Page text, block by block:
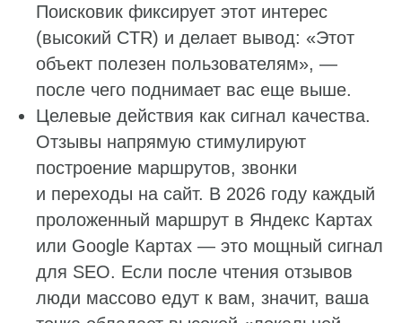
Поисковик фиксирует этот интерес
(высокий CTR) и делает вывод: «Этот
объект полезен пользователям», —
после чего поднимает вас еще выше.
Целевые действия как сигнал качества.
Отзывы напрямую стимулируют
построение маршрутов, звонки
и переходы на сайт. В 2026 году каждый
проложенный маршрут в Яндекс Картах
или Google Картах — это мощный сигнал
для SEO. Если после чтения отзывов
люди массово едут к вам, значит, ваша